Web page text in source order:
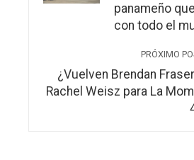
panameño
con todo el
PRÓXIMO
¿Vuelven Brendan
Rachel Weisz para La